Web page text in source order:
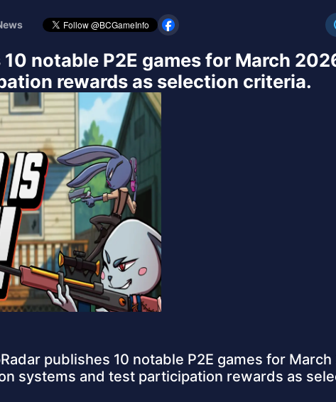
notable P2E games for March
rewards as selection criteria.
publishes 10 notable P2E games for
systems and test participation rewards as